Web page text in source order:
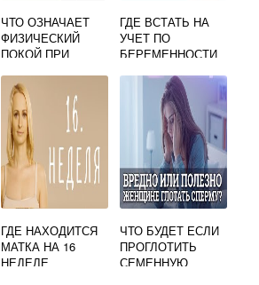
ЧТО ОЗНАЧАЕТ
ФИЗИЧЕСКИЙ
ПОКОЙ ПРИ
ГДЕ ВСТАТЬ НА
УЧЕТ ПО
БЕРЕМЕННОСТИ
ГДЕ НАХОДИТСЯ
МАТКА НА 16
НЕДЕЛЕ
ЧТО БУДЕТ ЕСЛИ
ПРОГЛОТИТЬ
СЕМЕННУЮ